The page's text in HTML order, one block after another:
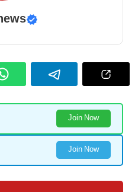
Join Now
Join Now